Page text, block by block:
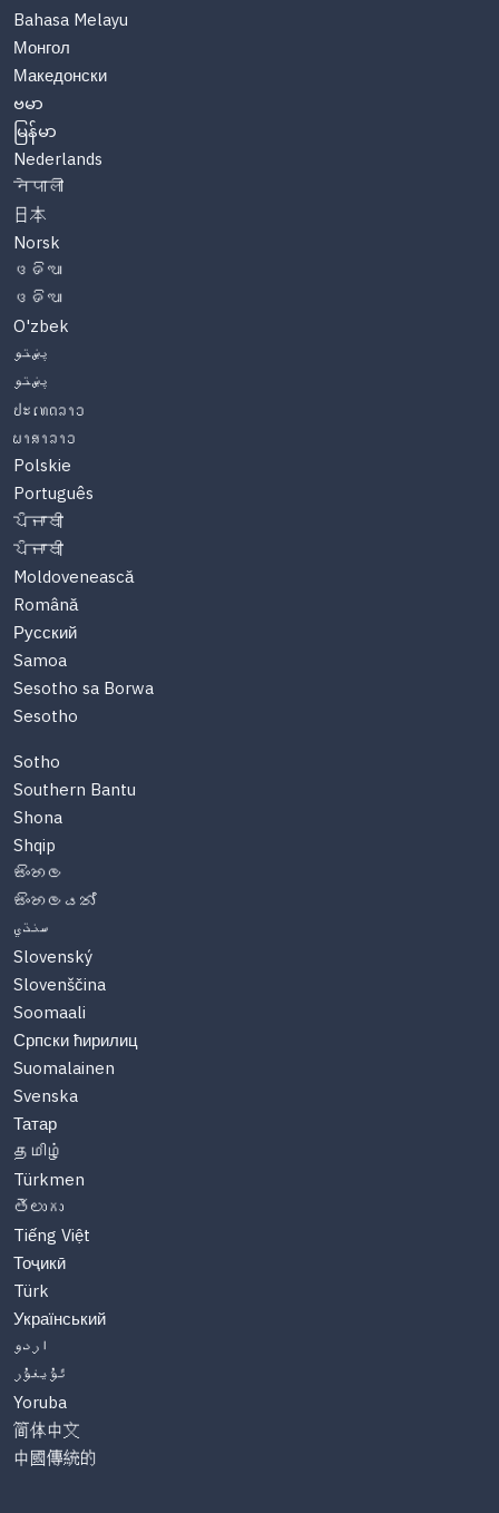
Bahasa Melayu
Монгол
Македонски
ဗမာ
မြန်မာ
Nederlands
नेपाली
日本
Norsk
ଓଡିଆ
ଓଡିଆ
O'zbek
پښتو
پښتو
ປະເທດລາວ
ພາສາລາວ
Polskie
Português
ਪੰਜਾਬੀ
ਪੰਜਾਬੀ
Moldovenească
Română
Русский
Samoa
Sesotho sa Borwa
Sesotho
Sotho
Southern Bantu
Shona
Shqip
සිංහල
සිංහලයන්
سنڌي
Slovenský
Slovenščina
Soomaali
Српски ћирилиц
Suomalainen
Svenska
Татар
தமிழ்
Türkmen
తెలుగు
Tiếng Việt
Тоҷикӣ
Türk
Український
اردو
ئۇيغۇر
Yoruba
简体中文
中國傳統的